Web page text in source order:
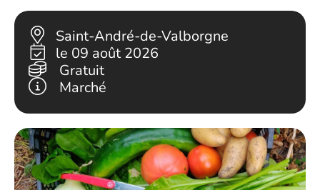
Saint-André-de-Valborgne
le 09 août 2026
Gratuit
Marché